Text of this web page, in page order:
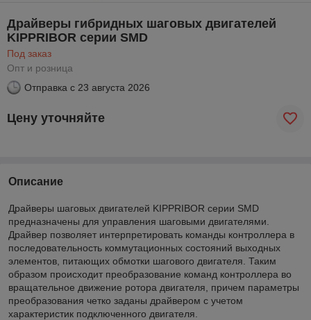
Драйверы гибридных шаговых двигателей
KIPPRIBOR серии SMD
Под заказ
Опт и розница
Отправка с 23 августа 2026
Цену уточняйте
Описание
Драйверы шаговых двигателей KIPPRIBOR серии SMD
предназначены для управления шаговыми двигателями.
Драйвер позволяет интерпретировать команды контроллера в
последовательность коммутационных состояний выходных
элементов, питающих обмотки шагового двигателя. Таким
образом происходит преобразование команд контроллера во
вращательное движение ротора двигателя, причем параметры
преобразования четко заданы драйвером с учетом
характеристик подключенного двигателя.